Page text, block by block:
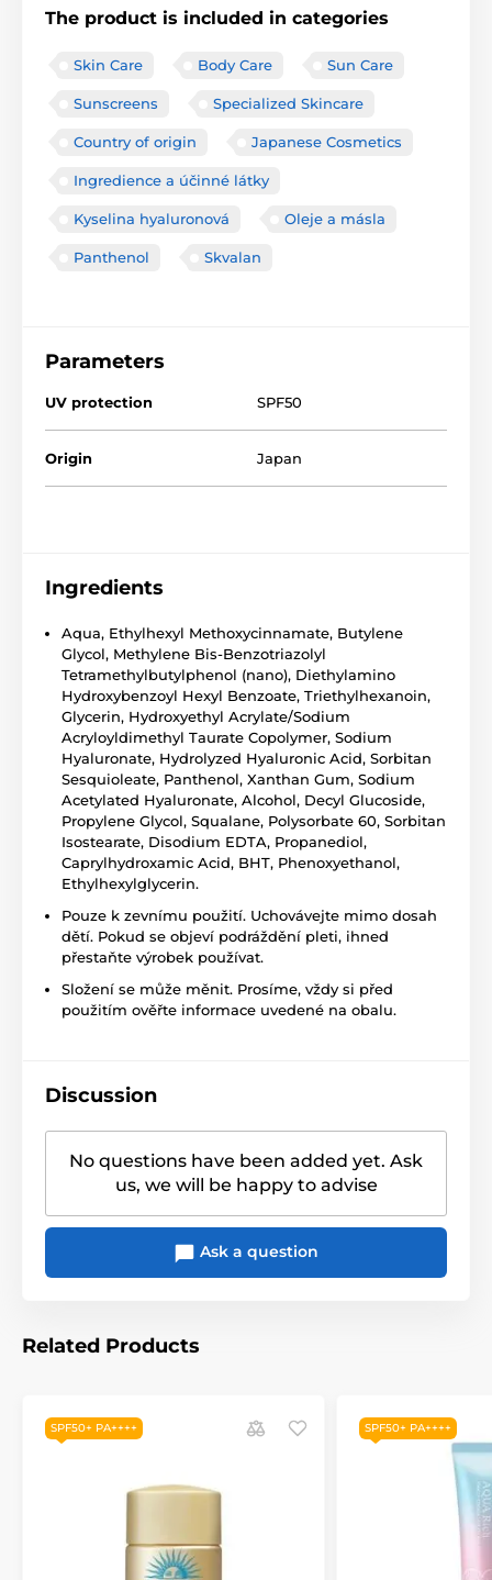
The product is included in categories
Skin Care Body Care Sun Care
Sunscreens Specialized Skincare
Country of origin Japanese Cosmetics
Ingredience a účinné látky
Kyselina hyaluronová Oleje a másla
Panthenol Skvalan
Parameters
UV protection SPF50
Origin Japan
Ingredients
Aqua, Ethylhexyl Methoxycinnamate, Butylene
Glycol, Methylene Bis-Benzotriazolyl
Tetramethylbutylphenol (nano), Diethylamino
Hydroxybenzoyl Hexyl Benzoate, Triethylhexanoin,
Glycerin, Hydroxyethyl Acrylate/Sodium
Acryloyldimethyl Taurate Copolymer, Sodium
Hyaluronate, Hydrolyzed Hyaluronic Acid, Sorbitan
Sesquioleate, Panthenol, Xanthan Gum, Sodium
Acetylated Hyaluronate, Alcohol, Decyl Glucoside,
Propylene Glycol, Squalane, Polysorbate 60, Sorbitan
Isostearate, Disodium EDTA, Propanediol,
Caprylhydroxamic Acid, BHT, Phenoxyethanol,
Ethylhexylglycerin.
Pouze k zevnímu použití. Uchovávejte mimo dosah
dětí. Pokud se objeví podráždění pleti, ihned
přestaňte výrobek používat.
Složení se může měnit. Prosíme, vždy si před
použitím ověřte informace uvedené na obalu.
Discussion
No questions have been added yet. Ask
us, we will be happy to advise
Ask a question
Related Products
SPF50+ PA++++ SPF50+ PA++++